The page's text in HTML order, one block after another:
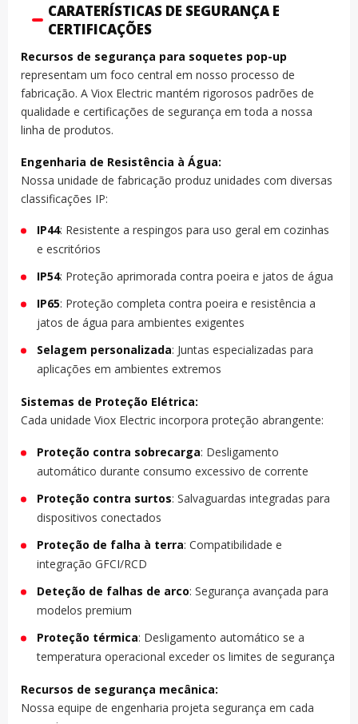
CARATERÍSTICAS DE SEGURANÇA E
CERTIFICAÇÕES
Recursos de segurança para soquetes pop-up
representam um foco central em nosso processo de
fabricação. A Viox Electric mantém rigorosos padrões de
qualidade e certificações de segurança em toda a nossa
linha de produtos.
Engenharia de Resistência à Água:
Nossa unidade de fabricação produz unidades com diversas
classificações IP:
IP44: Resistente a respingos para uso geral em cozinhas
e escritórios
IP54: Proteção aprimorada contra poeira e jatos de água
IP65: Proteção completa contra poeira e resistência a
jatos de água para ambientes exigentes
Selagem personalizada: Juntas especializadas para
aplicações em ambientes extremos
Sistemas de Proteção Elétrica:
Cada unidade Viox Electric incorpora proteção abrangente:
Proteção contra sobrecarga: Desligamento
automático durante consumo excessivo de corrente
Proteção contra surtos: Salvaguardas integradas para
dispositivos conectados
Proteção de falha à terra: Compatibilidade e
integração GFCI/RCD
Deteção de falhas de arco: Segurança avançada para
modelos premium
Proteção térmica: Desligamento automático se a
temperatura operacional exceder os limites de segurança
Recursos de segurança mecânica:
Nossa equipe de engenharia projeta segurança em cada